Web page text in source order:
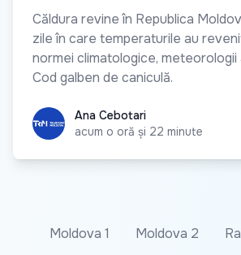
Căldura revine în Republica
zile în care temperaturile au
normei climatologice, meteorologii
Cod galben de caniculă.
Ana CebotariAna Cebotari
acum o oră și 22 minute
Moldova 1 Moldova 2